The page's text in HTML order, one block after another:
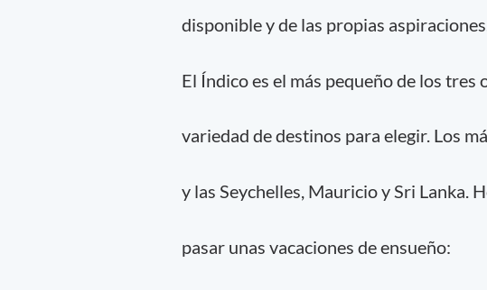
disponible y de las propias
El Índico es el más pequeño de los tres
variedad de destinos para elegir. Los
y las Seychelles, Mauricio y Sri Lanka.
pasar unas vacaciones de ensueño: